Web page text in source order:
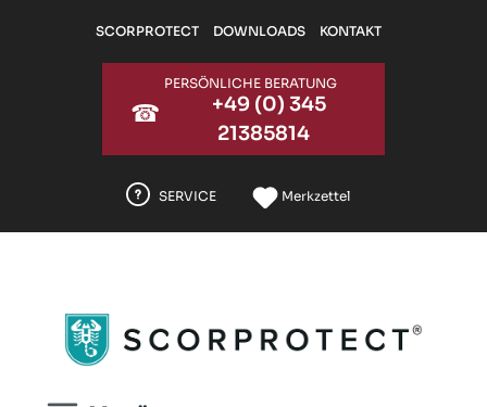
Zum Hauptinhalt springen
SCORPROTECT DOWNLOADS KONTAKT
☎
PERSÖNLICHE BERATUNG
+49 (0) 345
21385814
SERVICE Merkzettel